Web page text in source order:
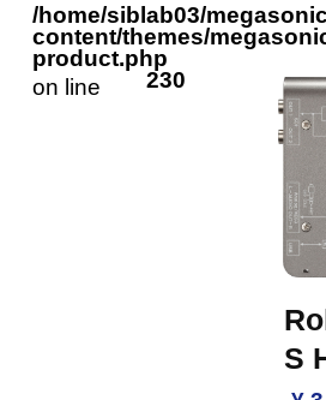
/home/siblab03/
content/themes/
product.php
on line
230
S